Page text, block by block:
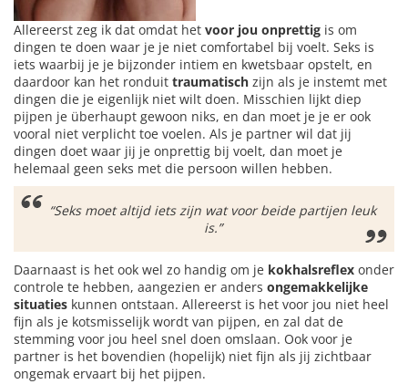
Allereerst zeg ik dat omdat het voor jou onprettig is om
dingen te doen waar je je niet comfortabel bij voelt. Seks is
iets waarbij je je bijzonder intiem en kwetsbaar opstelt, en
daardoor kan het ronduit traumatisch zijn als je instemt met
dingen die je eigenlijk niet wilt doen. Misschien lijkt diep
pijpen je überhaupt gewoon niks, en dan moet je je er ook
vooral niet verplicht toe voelen. Als je partner wil dat jij
dingen doet waar jij je onprettig bij voelt, dan moet je
helemaal geen seks met die persoon willen hebben.
“Seks moet altijd iets zijn wat voor beide partijen leuk
is.”
Daarnaast is het ook wel zo handig om je kokhalsreflex onder
controle te hebben, aangezien er anders ongemakkelijke
situaties kunnen ontstaan. Allereerst is het voor jou niet heel
fijn als je kotsmisselijk wordt van pijpen, en zal dat de
stemming voor jou heel snel doen omslaan. Ook voor je
partner is het bovendien (hopelijk) niet fijn als jij zichtbaar
ongemak ervaart bij het pijpen.